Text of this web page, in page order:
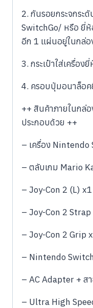
2. กันรอยกระจกระ
SwitchGo/ หรือ ยี่
อีก 1 แผ่นอยู่ในกล่อ
3. กระเป๋าใส่เครื่อง
4. ครอบปุ่มอนาล็อ
++ สินค้าภายในกล่
ประกอบด้วย ++
– เครื่อง Nintendo
– ตลับเกม Mario
– Joy-Con 2 (L)
– Joy-Con 2
– Joy-Con 2 Grip
– Nintendo
– AC Adapter + ส
– Ultra High